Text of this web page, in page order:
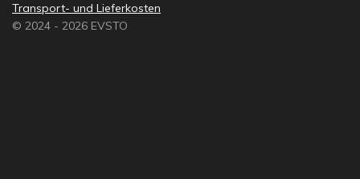
Transport- und Lieferkosten
© 2024 - 2026 EVSTO